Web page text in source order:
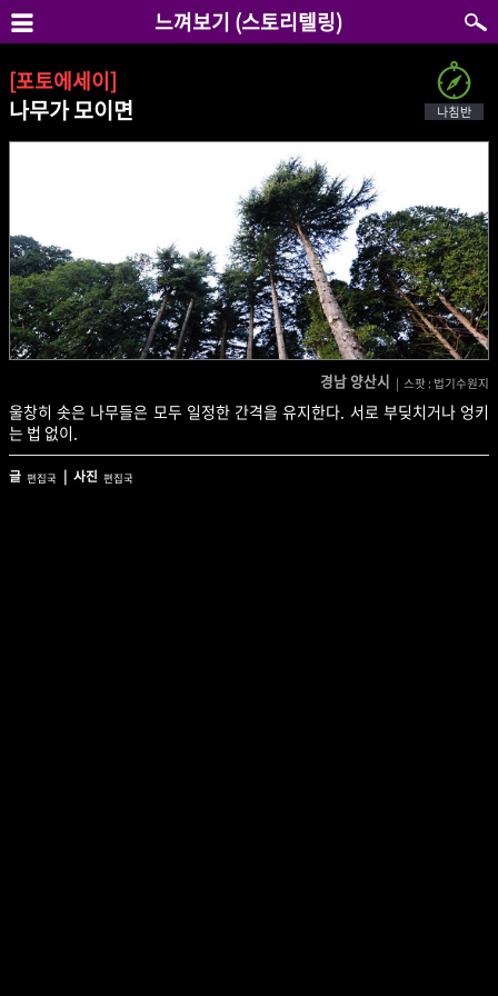
느껴보기 (스토리텔링)
[포토에세이]
나무가 모이면
경남 양산시 | 스팟 : 법기수원지
울창히 솟은 나무들은 모두 일정한 간격을 유지한다. 서로 부딪치거나 엉키
는 법 없이.
글 편집국 | 사진 편집국